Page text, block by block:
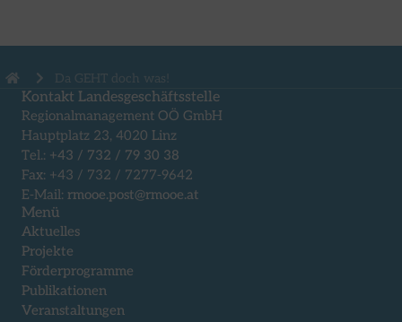
Da GEHT doch was!
Kontakt Landesgeschäftsstelle
Regionalmanagement OÖ GmbH
Hauptplatz 23, 4020 Linz
Tel.: +43 / 732 / 79 30 38
Fax: +43 / 732 / 7277-9642
E-Mail: rmooe.post@rmooe.at
Menü
Aktuelles
Projekte
Förderprogramme
Publikationen
Veranstaltungen